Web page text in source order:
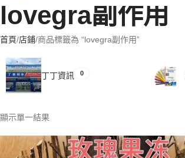
lovegra副作用
首頁 店鋪 商品標籤為 “lovegra副作用”
丁丁資訊 0
顯示單一結果